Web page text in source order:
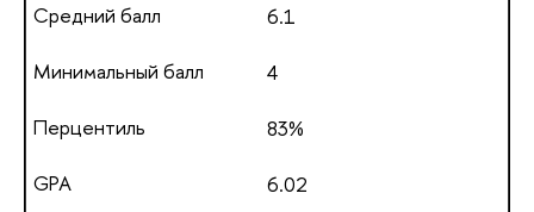
6.1
4
83%
6.02